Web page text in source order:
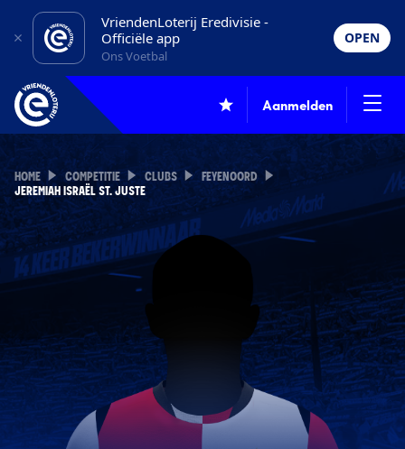
VriendenLoterij Eredivisie -
Officiële app
Ons Voetbal
OPEN
Aanmelden
HOME COMPETITIE CLUBS
FEYENOORD
JEREMIAH ISRAËL ST. JUSTE